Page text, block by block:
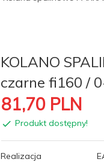
KOLANO
czarne fi160 /
81,70 PLN
Produkt dostępny!
Realizacja